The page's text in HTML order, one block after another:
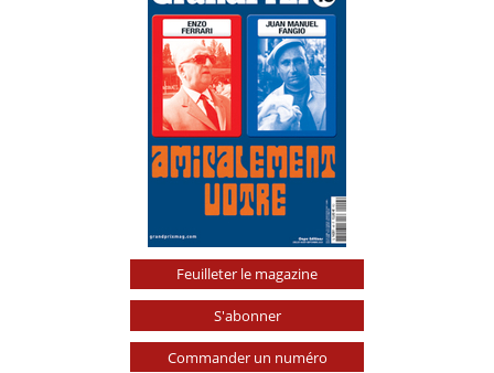
Feuilleter le magazine
S'abonner
Commander un numéro